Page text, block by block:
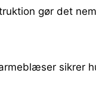
gør det
sikrer